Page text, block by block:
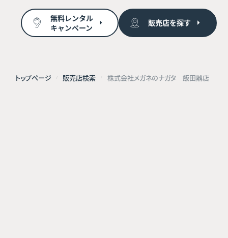
無料レンタル
キャンペーン
販売店を探す
トップページ 販売店検索 株式会社メガネのナガタ 飯田鼎店